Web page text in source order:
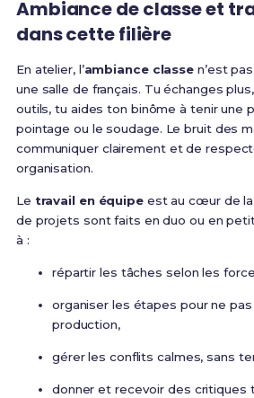
Ambiance de classe et
dans cette filière
En atelier, l’ambiance classe n’est
une salle de français. Tu échanges
outils, tu aides ton binôme à tenir une
pointage ou le soudage. Le bruit des
communiquer clairement et de
organisation.
Le travail en équipeest au cœur de la
de projets sont faits en duo ou en
à :
répartir les tâches selon les
organiser les étapes pour ne
production,
gérer les conflits calmes, sans
donner et recevoir des critiques